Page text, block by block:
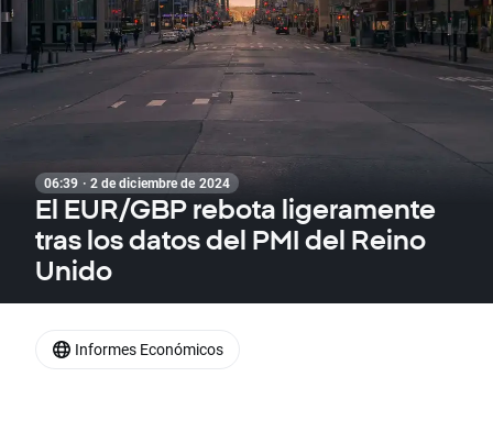
06:39 · 2 de diciembre de 2024
El EUR/GBP rebota ligeramente
tras los datos del PMI del Reino
Unido
Informes Económicos